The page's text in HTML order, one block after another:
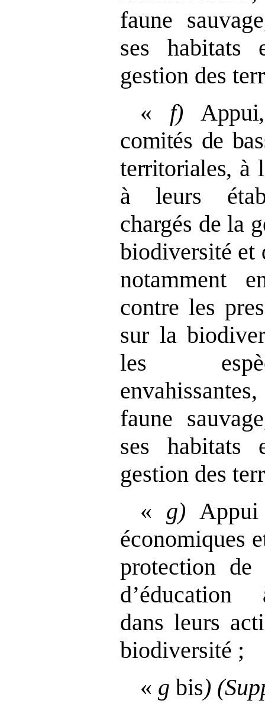
faune
ses habitats
gestion des
«
f)
comités de
territoriales, à
à leurs
chargés de la
biodiversité et
notamment
contre les
sur la
les
faune
ses habitats
gestion des
« g)
économiques
protection de
d’éducation
dans leurs
biodiversité ;
« g bis)